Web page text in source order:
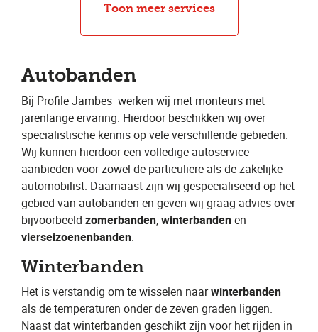
Toon meer services
Autobanden
Bij Profile Jambes ​ werken wij met monteurs met
jarenlange ervaring. Hierdoor beschikken wij over
specialistische kennis op vele verschillende gebieden.
Wij kunnen hierdoor een volledige autoservice
aanbieden voor zowel de particuliere als de zakelijke
automobilist. Daarnaast zijn wij gespecialiseerd op het
gebied van autobanden en geven wij graag advies over
bijvoorbeeld ​ zomerbanden​, ​winterbanden​ en ​
vierseizoenenbanden​.
Winterbanden
Het is verstandig om te wisselen naar ​winterbanden
als de temperaturen onder de zeven graden liggen.
Naast dat winterbanden geschikt zijn voor het rijden in